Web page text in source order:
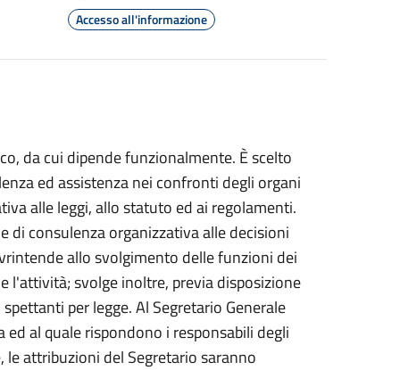
Accesso all'informazione
da cui dipende funzionalmente. È scelto
ed assistenza nei confronti degli organi
alle leggi, allo statuto ed ai regolamenti.
di consulenza organizzativa alle decisioni
allo svolgimento delle funzioni dei
l'attività; svolge inoltre, previa disposizione
per legge. Al Segretario Generale
al quale rispondono i responsabili degli
attribuzioni del Segretario saranno